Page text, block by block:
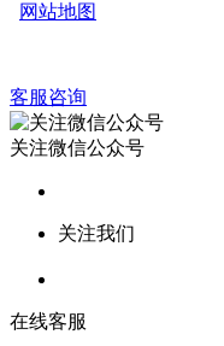
网站地图
客服咨询
关注微信公众号
关注我们
在线客服